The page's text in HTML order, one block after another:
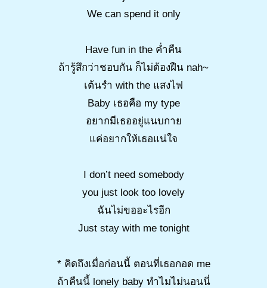
We can spend it only
Have fun in the ค่ำคืน
ถ้ารู้สึกว่าชอบกัน ก็ไม่ต้องฝืน nah~
เต้นรำ with the แสงไฟ
Baby เธอคือ my type
อยากมีเธออยู่แนบกาย
แค่อยากให้เธอแน่ใจ
I don’t need somebody
you just look too lovely
ฉันไม่ขออะไรอีก
Just stay with me tonight
* คิดถึงเมื่อก่อนนี้ ตอนที่เธอกอด me
ถ้าคืนนี้ lonely baby ทำไมไม่นอนนี่